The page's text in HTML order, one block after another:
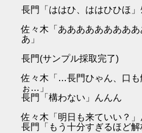
長門「ははひ、ははひひほ」
佐々木「ああああああああ
あ」
長門(サンプル採取完了)
佐々木「…長門ひゃん、口も
ぉ…」
長門「構わない」んんん
佐々木「明日も来ていい？
長門「もう十分すぎるほど